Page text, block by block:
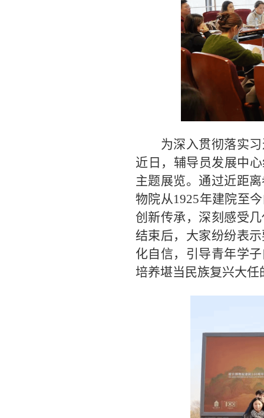
为深入贯彻落实
近日 ，辅导员发展中
主题展览。 通过近距离
物院从1925年建院至
创新传承，深刻感受
结束后，大家纷纷表
化自信， 引导青年学
培养堪当民族复兴大